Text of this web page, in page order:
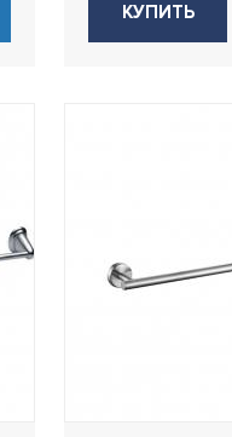
КУПИТЬ